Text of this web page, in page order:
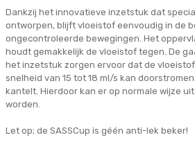
Dankzij het innovatieve inzetstuk dat
ontworpen, blijft vloeistof eenvoudig in de
ongecontroleerde bewegingen. Het
houdt gemakkelijk de vloeistof tegen. De
het inzetstuk zorgen ervoor dat de
snelheid van 15 tot 18 ml/s kan
kantelt. Hierdoor kan er op normale wijze
worden.
Let op; de SASSCup is géén anti-lek beker!